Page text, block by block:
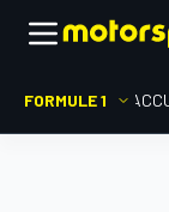
FORMULE 1